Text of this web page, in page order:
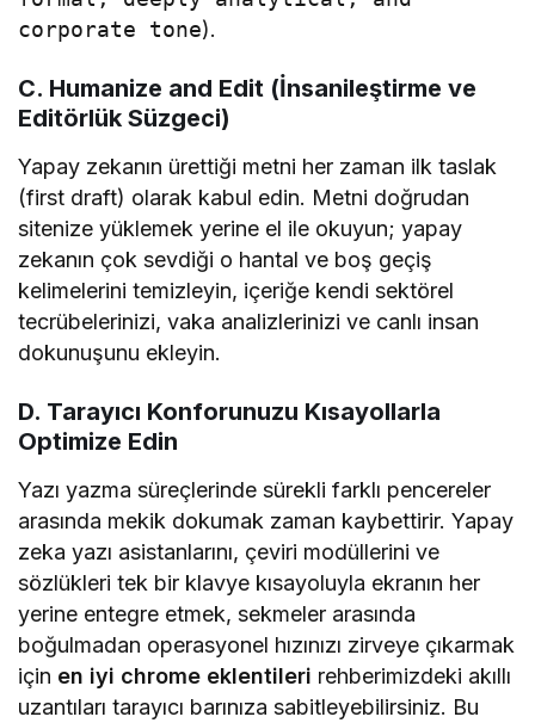
corporate tone).
C. Humanize and Edit (İnsanileştirme ve
Editörlük Süzgeci)
Yapay zekanın ürettiği metni her zaman ilk taslak
(first draft) olarak kabul edin. Metni doğrudan
sitenize yüklemek yerine el ile okuyun; yapay
zekanın çok sevdiği o hantal ve boş geçiş
kelimelerini temizleyin, içeriğe kendi sektörel
tecrübelerinizi, vaka analizlerinizi ve canlı insan
dokunuşunu ekleyin.
D. Tarayıcı Konforunuzu Kısayollarla
Optimize Edin
Yazı yazma süreçlerinde sürekli farklı pencereler
arasında mekik dokumak zaman kaybettirir. Yapay
zeka yazı asistanlarını, çeviri modüllerini ve
sözlükleri tek bir klavye kısayoluyla ekranın her
yerine entegre etmek, sekmeler arasında
boğulmadan operasyonel hızınızı zirveye çıkarmak
için en iyi chrome eklentileri rehberimizdeki akıllı
uzantıları tarayıcı barınıza sabitleyebilirsiniz. Bu